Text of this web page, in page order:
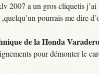
2007 a un gros cliquetis
pourrais me dire
de la Honda
pour démonter le